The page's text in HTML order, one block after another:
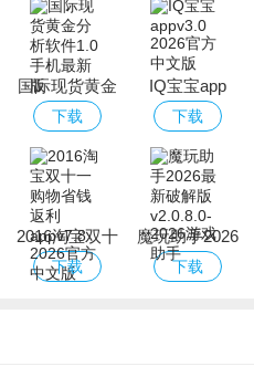
国际现货黄金
分析软件
下载
IQ宝宝app
下载
2016淘宝双十
一购物省钱返
下载
魔玩助手2026
最新破解版
下载